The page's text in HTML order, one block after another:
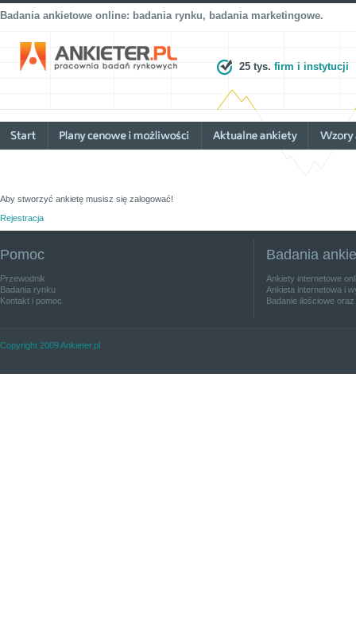
Badania ankietowe online: badania rynku, badania marketingowe.
25 tys. firm i instytucji
Aby stworzyć ankietę musisz się zalogować!
Rejestracja
Pomoc
Przewodnik
Badania rynku
Kontakt i pomoc
Badania
Ankiety internetowe
Ankieta internetowa i
Badanie ilościowe
Copyright 2009 Ankieter.pl